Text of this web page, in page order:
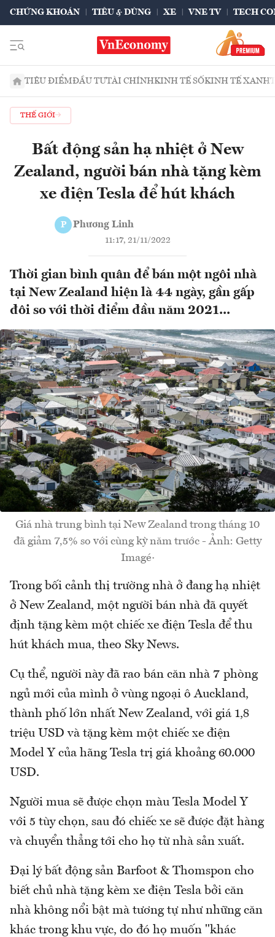
CHỨNG KHOÁN TIÊU & DÙNG XE VNE TV TECH
TIÊU ĐIỂMĐẦU TƯTÀI CHÍNHKINH TẾ SỐKINH TẾ XANH
THẾ GIỚI
Bất động sản hạ nhiệt ở New
Zealand, người bán nhà tặng kèm
xe điện Tesla để hút khách
P Phương Linh
11:17, 21/11/2022
Thời gian bình quân để bán một ngôi nhà
tại New Zealand hiện là 44 ngày, gần gấp
đôi so với thời điểm đầu năm 2021...
Giá nhà trung bình tại New Zealand trong tháng 10
đã giảm 7,5% so với cùng kỳ năm trước - Ảnh: Getty
Imagé·
Trong bối cảnh thị trường nhà ở đang hạ nhiệt
ở New Zealand, một người bán nhà đã quyết
định tặng kèm một chiếc xe điện Tesla để thu
hút khách mua, theo Sky News.
Cụ thể, người này đã rao bán căn nhà 7 phòng
ngủ mới của mình ở vùng ngoại ô Auckland,
thành phố lớn nhất New Zealand, với giá 1,8
triệu USD và tặng kèm một chiếc xe điện
Model Y của hãng Tesla trị giá khoảng 60.000
USD.
Người mua sẽ được chọn màu Tesla Model Y
với 5 tùy chọn, sau đó chiếc xe sẽ được đặt hàng
và chuyển thẳng tới cho họ từ nhà sản xuất.
Đại lý bất động sản Barfoot & Thomspon cho
biết chủ nhà tặng kèm xe điện Tesla bởi căn
nhà không nổi bật mà tương tự như những căn
khác trong khu vực, do đó họ muốn "khác